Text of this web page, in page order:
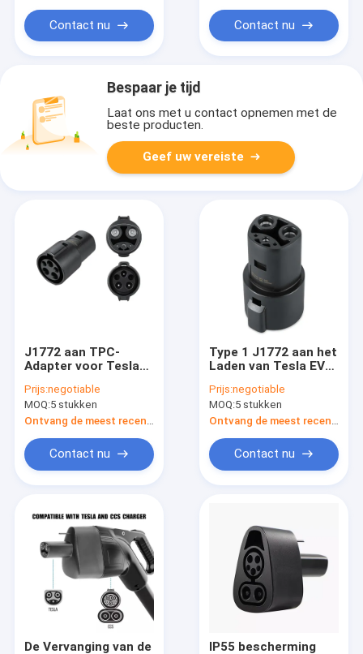
Contact nu Contact nu
Bespaar je tijd
Laat ons met u contact opnemen met de
beste producten.
Geef uw vereiste
J1772 aan TPC-
Adapter voor Tesla
Laden van Tesla AC
Adapter 250V 60A
Prijs:negotiable
MOQ:5 stukken
Contact nu
Type 1 J1772 aan het
Laden van Tesla EV
Convertor voor
Elektrisch
voertuigladers
Prijs:negotiable
MOQ:5 stukken
Contact nu
De Vervanging van de
IP55 bescherming